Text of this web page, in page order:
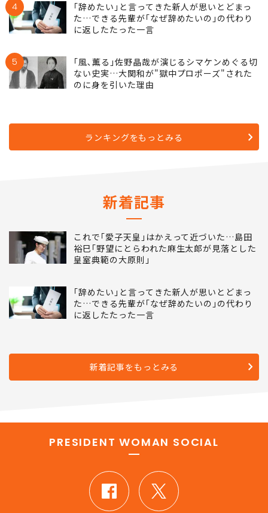
4
｢辞めたい｣と言ってきた新人が思いとどまっ
た…できる先輩が｢なぜ辞めたいの｣の代わり
に返したたった一言
5
｢風､薫る｣佐野晶哉が演じるシマケンめぐる切
ない史実…大関和が"獄中プロポーズ"された
のに身を引いた理由
ランキングをもっとみる
新着記事
これで｢愛子天皇｣はかえって近づいた…島田
裕巳｢野望にとらわれた麻生太郎が見落とした
皇室典範の大原則｣
｢辞めたい｣と言ってきた新人が思いとどまっ
た…できる先輩が｢なぜ辞めたいの｣の代わり
に返したたった一言
新着記事をもっとみる
PRESIDENT WOMAN SOCIAL